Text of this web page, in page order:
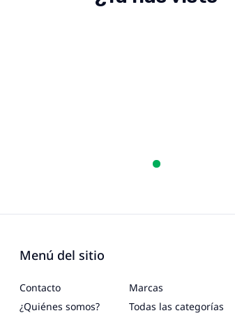
Menú del sitio
Contacto
¿Quiénes somos?
Marcas
Todas las categorías